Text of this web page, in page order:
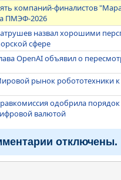
компаний-финалистов
ПМЭФ-2026
назвал хорошими
сфере
OpenAI объявил о
рынок робототехники к
одобрила
валютой
отключены.